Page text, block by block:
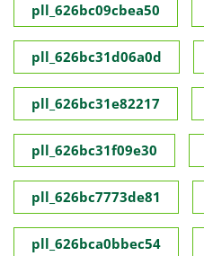
pll_626bc09cbea50
pll_626bc31d06a0d
pll_626bc31e82217
pll_626bc31f09e30
pll_626bc7773de81
pll_626bca0bbec54